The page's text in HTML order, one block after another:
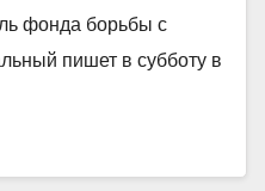
фонда борьбы с
пишет в субботу в